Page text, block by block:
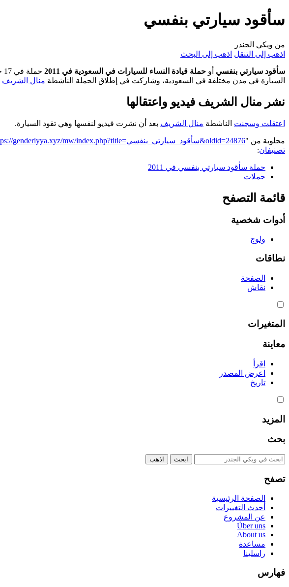
سأقود سيارتي بنفسي
من ويكي الجندر
اذهب إلى التنقل اذهب إلى البحث
سأقود سيارتي بنفسي أو حملة قيادة النساء للسيارات في السعودية في 2011 حملة في 17 حزيران/يونيو 2011 ضد منع
السيارة في مدن مختلفة في السعودية، وشاركت في إطلاق الحملة الناشطة منال الشريف
نشر منال الشريف فيديو واعتقالها
اعتقلت وسجنت الناشطة منال الشريف بعد أن نشرت فيديو لنفسها وهي تقود السيارة.
مجلوبة من "https://genderiyya.xyz/mw/index.php?title=سأقود_سيارتي_بنفسي&oldid=24876
تصنيفان:
حملة سأقود سيارتي بنفسي في 2011
حملات
قائمة التصفح
أدوات شخصية
ولوج
نطاقات
الصفحة
نقاش
المتغيرات
معاينة
اقرأ
اعرض المصدر
تاريخ
المزيد
بحث
تصفح
الصفحة الرئيسية
أحدث التغييرات
عن المشروع
Über uns
About us
مساعدة
راسلينا
فهارس